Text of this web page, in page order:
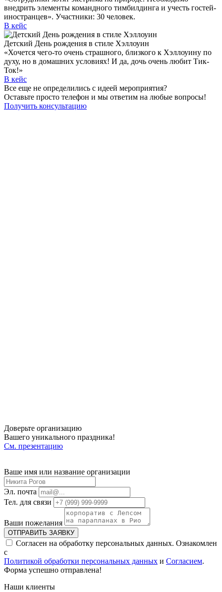
внедрить элементы командного тимбилдинга и учесть гостей-
иностранцев». Участники: 30 человек.
В кейс
Детский День рождения в стиле Хэллоуин
«Хочется чего-то очень страшного, близкого к Хэллоуину по
духу, но в домашних условиях! И да, дочь очень любит Тик-
Ток!»
В кейс
Все еще не определились с идеей мероприятия?
Оставьте просто телефон и мы ответим на любые вопросы!
Получить консультацию
Доверьте организацию
Вашего уникального праздника!
См. презентацию
Ваше имя или название организации
Эл. почта
Тел. для связи
Ваши пожелания
ОТПРАВИТЬ ЗАЯВКУ
Согласен на обработку персональных данных. Ознакомлен
с
Политикой обработки персональных данных и Согласием.
Форма успешно отправлена!
Наши клиенты